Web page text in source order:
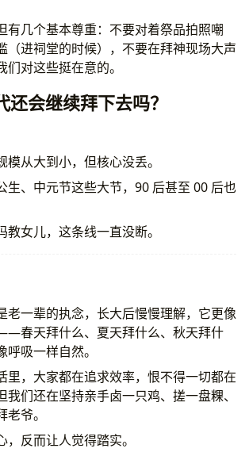
有几个基本尊重：不要对着祭品拍照嘲
（进祠堂的时候），不要在拜神现场大声
对这些挺在意的。
还会继续拜下去吗？
从大到小，但核心没丢。
生、中元节这些大节，90 后甚至 00 后也
教女儿，这条线一直没断。
老一辈的执念，长大后慢慢理解，它更像
春天拜什么、夏天拜什么、秋天拜什
吸一样自然。
里，大家都在追求效率，恨不得一切都在
我们还在坚持亲手卤一只鸡、搓一盘粿、
爷。
反而让人觉得踏实。